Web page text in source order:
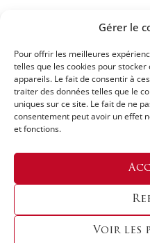
Gérer le
Pour offrir les meilleures
telles que les cookies pour
appareils. Le fait de consentir à
traiter des données telles que le
uniques sur ce site. Le fait de ne
consentement peut avoir un effet
et fonctions.
Voir les